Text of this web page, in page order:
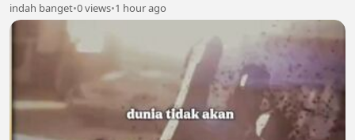
indah banget•0 views•1 hour ago